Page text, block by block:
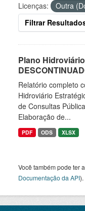
Licenças:
Outra
Filtrar
Plano
Relatório completo
Hidroviário
de Consultas
Elaboração de...
PDF ODS XLSX
Você também pode ter
Documentação da API).